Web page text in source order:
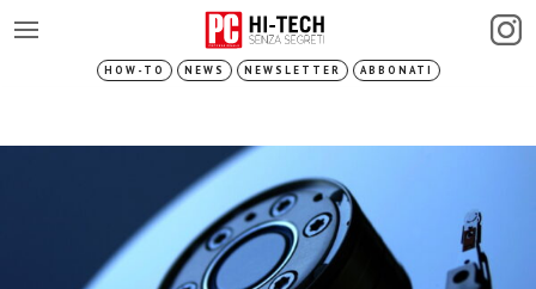
HOW-TO NEWS NEWSLETTER ABBONATI